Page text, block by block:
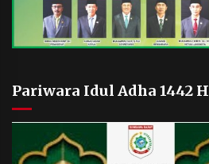
Pariwara Idul Adha 1442 H